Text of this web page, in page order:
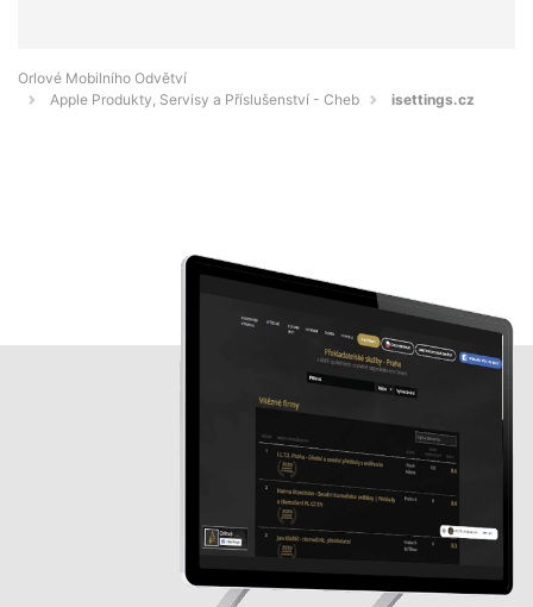
Orlové Mobilního Odvětví
Apple Produkty, Servisy a Příslušenství - Cheb
isettings.cz